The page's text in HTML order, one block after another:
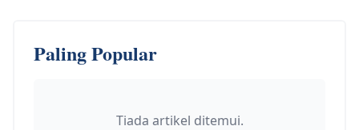
Paling Popular
Tiada artikel ditemui.